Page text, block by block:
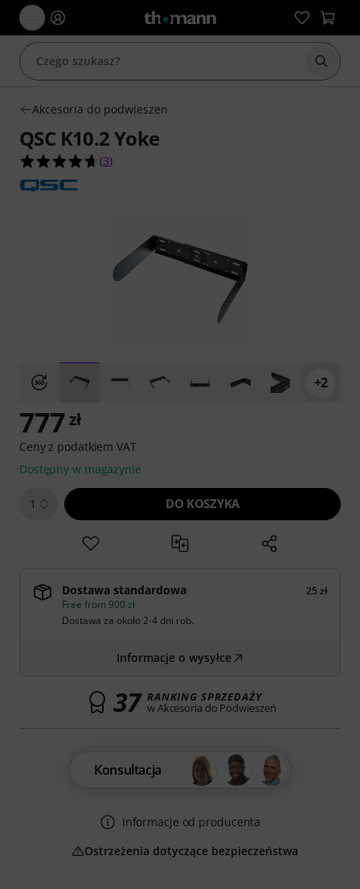
Akcesoria do podwieszen
QSC K10.2 Yoke
4.7 na 5 gwiazdek z 3 ocen klientów
(3)
+2
777 zł
Ceny z podatkiem VAT
Dostępny w magazynie
1 DO KOSZYKA
Dostawa standardowa
25 zł
Free from 900 zł
Dostawa za około 2-4 dni rob.
Informacje o wysyłce
37 RANKING SPRZEDAŻY
w Akcesoria do Podwieszeń
Konsultacja
Informacje od producenta
Ostrzeżenia dotyczące bezpieczeństwa